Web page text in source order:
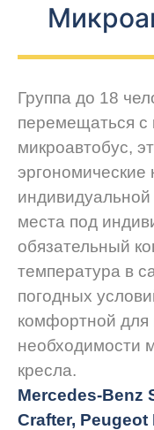
Группа до 18
перемещаться
микроавтобус,
места под
обязательный
температура в
погодных
комфортной
необходимости
кресла.
Mercedes-Benz
Crafter, Peugeot